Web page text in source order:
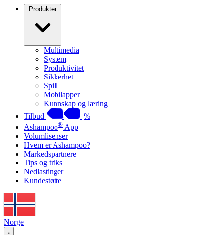
Produkter
Multimedia
System
Produktivitet
Sikkerhet
Spill
Mobilapper
Kunnskap og læring
Tilbud
%
Ashampoo® App
Volumlisenser
Hvem er Ashampoo?
Markedspartnere
Tips og triks
Nedlastinger
Kundestøtte
Norge